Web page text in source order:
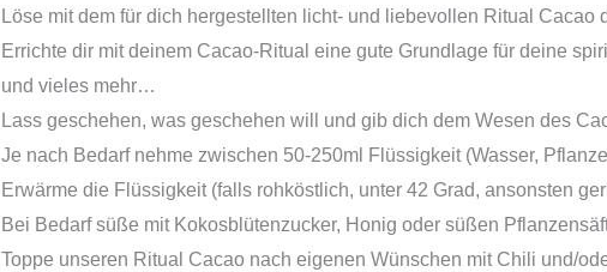
Löse mit dem für dich hergestellten licht- und liebevollen Ritual
Errichte dir mit deinem Cacao-Ritual eine gute Grundlage für deine
und vieles mehr…
Lass geschehen, was geschehen will und gib dich dem Wesen des
Je nach Bedarf nehme zwischen 50-250ml Flüssigkeit (Wasser,
Erwärme die Flüssigkeit (falls rohköstlich, unter 42 Grad, ansonsten
Bei Bedarf süße mit Kokosblütenzucker, Honig oder süßen
Toppe unseren Ritual Cacao nach eigenen Wünschen mit Chili und/